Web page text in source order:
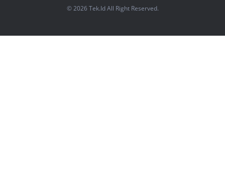
© 2026 Tek.Id All Right Reserved.